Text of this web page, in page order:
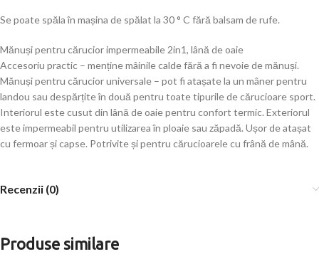
Se poate spăla în mașina de spălat la 30 ° C fără balsam de rufe.
Mănuși pentru cărucior impermeabile 2in1, lână de oaie
Accesoriu practic – menține mâinile calde fără a fi nevoie de mănuși.
Mănuși pentru cărucior universale – pot fi atașate la un mâner pentru
landou sau despărțite în două pentru toate tipurile de cărucioare sport.
Interiorul este cusut din lână de oaie pentru confort termic. Exteriorul
este impermeabil pentru utilizarea în ploaie sau zăpadă. Ușor de atașat
cu fermoar și capse. Potrivite și pentru cărucioarele cu frână de mână.
Recenzii (0)
Produse similare